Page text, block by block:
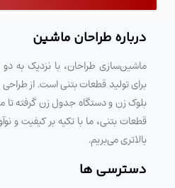
درباره طراحان ماشین
ماشین‌سازی طراحان، با نزدیک به
برای تولید قطعات بتنی است. از
بلوک زن و دستگاه جدول زن گرفته تا
قطعات بتنی، ما با تکیه بر کیفیت و
بالاتری می‌بریم.
دسترسی ها